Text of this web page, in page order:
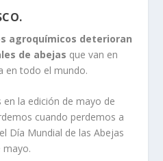
agroquímicos deterioran
de abejas que van en
en todo el mundo.
la edición de mayo de
cuando perdemos a
Día Mundial de las Abejas
mayo.